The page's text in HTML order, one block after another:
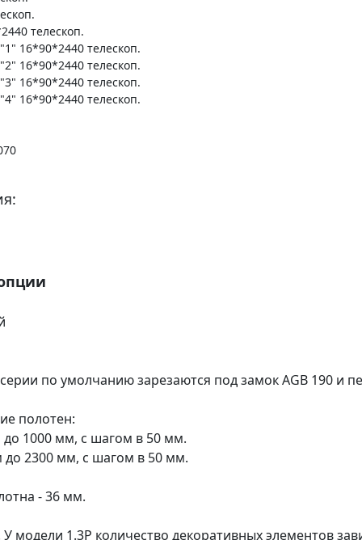
телескоп.
16*90*2440 телескоп.
16*90*2440 телескоп.
16*90*2440 телескоп.
16*90*2440 телескоп.
по умолчанию зарезаются под замок AGB 190 и
полотен:
1000 мм, с шагом в 50 мм.
до 2300 мм, с шагом в 50 мм.
- 36 мм.
модели 1.3P количество декоративных элементов